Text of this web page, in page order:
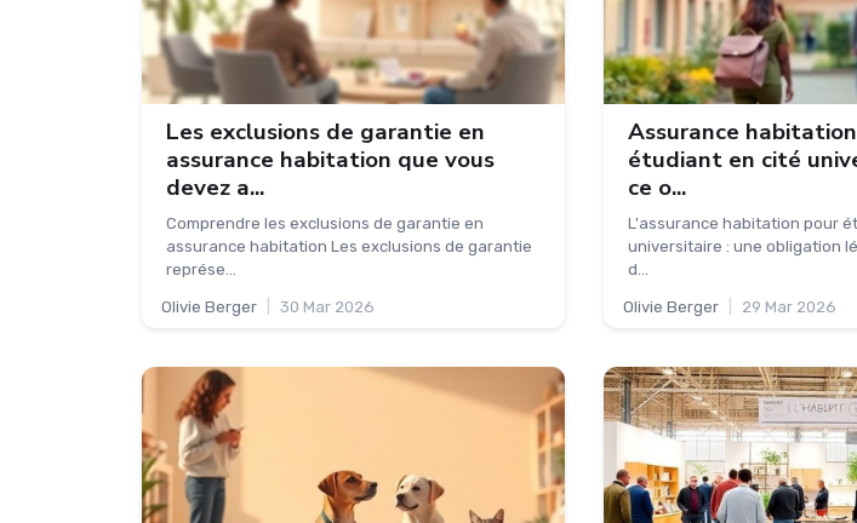
Les exclusions de garantie en
assurance habitation que vous
devez a...
Comprendre les exclusions de garantie en
assurance habitation Les exclusions de garantie
représe...
Olivie Berger 30 Mar 2026
Assurance
étudiant en cité
ce o...
L'assurance habitation pour
universitaire : une obligation
d...
Olivie Berger 29 Mar 2026